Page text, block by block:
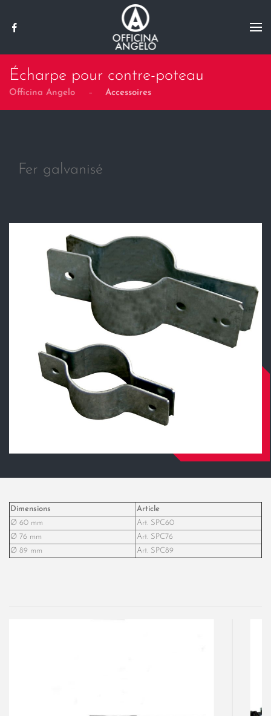
Skip to main content
Écharpe pour contre-poteau
Officina Angelo Accessoires
Fer galvanisé
Dimensions
Article
Ø 60 mm
Art. SPC60
Ø 76 mm
Art. SPC76
Ø 89 mm
Art. SPC89